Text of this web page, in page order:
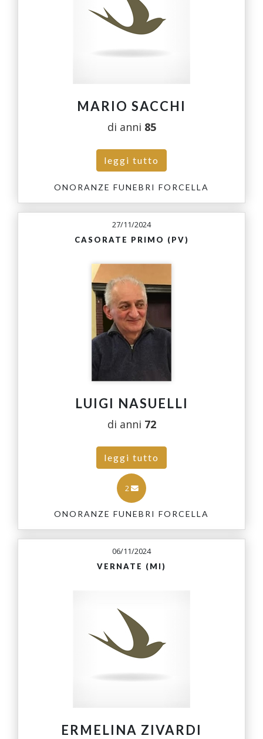
MARIO SACCHI
di anni 85
leggi tutto
ONORANZE FUNEBRI FORCELLA
27/11/2024
CASORATE PRIMO (PV)
LUIGI NASUELLI
di anni 72
leggi tutto
2
ONORANZE FUNEBRI FORCELLA
06/11/2024
VERNATE (MI)
ERMELINA ZIVARDI